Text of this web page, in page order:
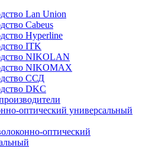
Lan Union
Cabeus
Hyperline
ITK
NIKOLAN
NIKOMAX
ССД
DKC
оптический универсальный
оптический